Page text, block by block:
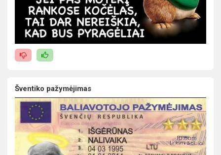
Šventiko pažymėjimas